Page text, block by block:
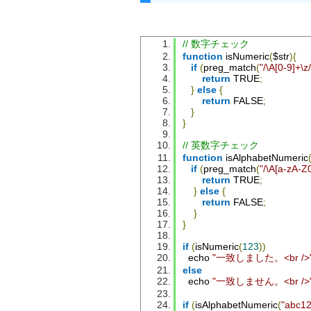
// 数字チェック
function isNumeric($str){
if (preg_match("/\A[0-
return TRUE;
} else {
return FALSE;
}
}
// 英数字チェック
function isAlphabetNumeric(
if (preg_match("/\A[a-zA-
return TRUE;
} else {
return FALSE;
}
}
if (isNumeric(123))
  echo
"一致しました。<br /
else
  echo
"一致しません。<br /
if (isAlphabetNumeric(